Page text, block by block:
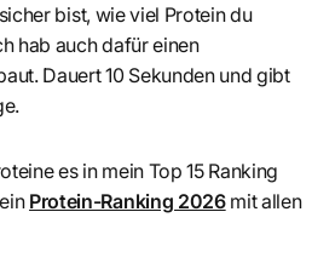
bist, wie viel Protein du
hab auch dafür einen
Dauert 10 Sekunden und gibt
es in mein Top 15 Ranking
Protein-Ranking 2026mit allen